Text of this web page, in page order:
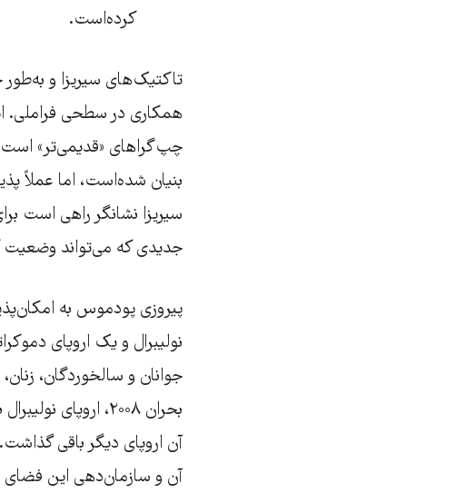
کرده‌است.
تاکتیک‌های سیریزا و
همکاری در سطحی فراملی.
چپ‌گراهای «قدیمی‌تر» است.
بنیان شده‌است، اما عملاً
سیریزا نشانگر راهی است
جدیدی که می‌تواند وضعیت
پیروزی پودموس به
نولیبرال و یک اروپای
جوانان و سالخوردگان،
بحران ۲۰۰۸،
آن اروپای دیگر باقی
آن و سازمان‌دهی این